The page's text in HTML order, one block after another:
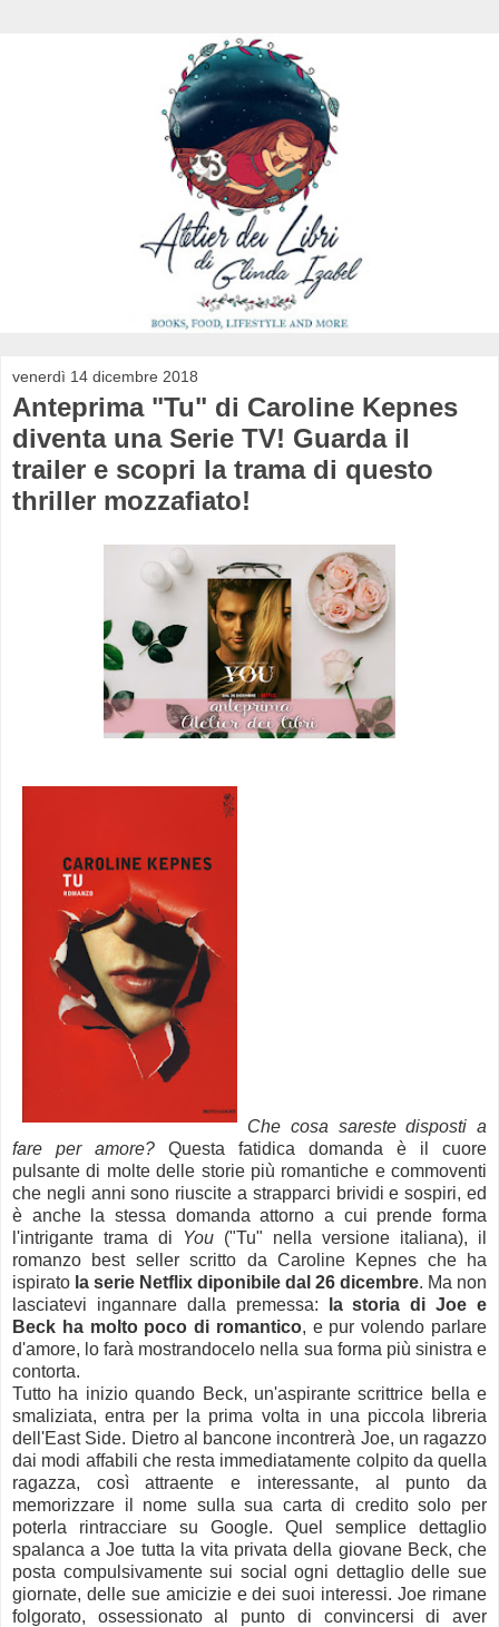
venerdì 14 dicembre 2018
Anteprima "Tu" di Caroline Kepnes
diventa una Serie TV! Guarda il
trailer e scopri la trama di questo
thriller mozzafiato!
Che cosa sareste disposti a
fare per amore? Questa fatidica domanda è il cuore
pulsante di molte delle storie più romantiche e commoventi
che negli anni sono riuscite a strapparci brividi e sospiri, ed
è anche la stessa domanda attorno a cui prende forma
l'intrigante trama di You ("Tu" nella versione italiana), il
romanzo best seller scritto da Caroline Kepnes che ha
ispirato la serie Netflix diponibile dal 26 dicembre. Ma non
lasciatevi ingannare dalla premessa:
la storia di Joe e
Beck ha molto poco di romantico, e pur volendo parlare
d'amore, lo farà mostrandocelo nella sua forma più sinistra e
contorta.
Tutto ha inizio quando Beck, un'aspirante scrittrice bella e
smaliziata, entra per la prima volta in una piccola libreria
dell'East Side. Dietro al bancone incontrerà Joe, un ragazzo
dai modi affabili che resta immediatamente colpito da quella
ragazza, così attraente e interessante, al punto da
memorizzare il nome sulla sua carta di credito solo per
poterla rintracciare su Google. Quel semplice dettaglio
spalanca a Joe tutta la vita privata della giovane Beck, che
posta compulsivamente sui social ogni dettaglio delle sue
giornate, delle sue amicizie e dei suoi interessi. Joe rimane
folgorato, ossessionato al punto di convincersi di aver